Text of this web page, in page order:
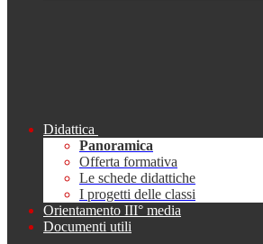
Didattica
Panoramica
Offerta formativa
Le schede didattiche
I progetti delle classi
Orientamento III° media
Documenti utili